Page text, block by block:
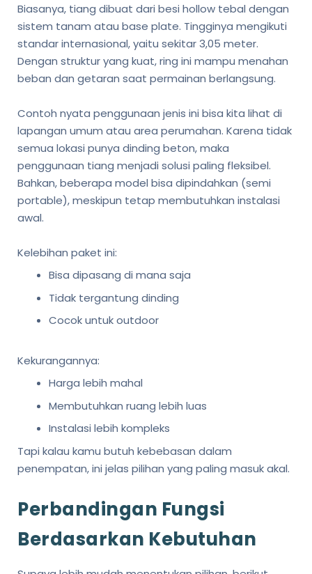
Biasanya, tiang dibuat dari besi hollow tebal dengan
sistem tanam atau base plate. Tingginya mengikuti
standar internasional, yaitu sekitar 3,05 meter.
Dengan struktur yang kuat, ring ini mampu menahan
beban dan getaran saat permainan berlangsung.
Contoh nyata penggunaan jenis ini bisa kita lihat di
lapangan umum atau area perumahan. Karena tidak
semua lokasi punya dinding beton, maka
penggunaan tiang menjadi solusi paling fleksibel.
Bahkan, beberapa model bisa dipindahkan (semi
portable), meskipun tetap membutuhkan instalasi
awal.
Kelebihan paket ini:
Bisa dipasang di mana saja
Tidak tergantung dinding
Cocok untuk outdoor
Kekurangannya:
Harga lebih mahal
Membutuhkan ruang lebih luas
Instalasi lebih kompleks
Tapi kalau kamu butuh kebebasan dalam
penempatan, ini jelas pilihan yang paling masuk akal.
Perbandingan Fungsi
Berdasarkan Kebutuhan